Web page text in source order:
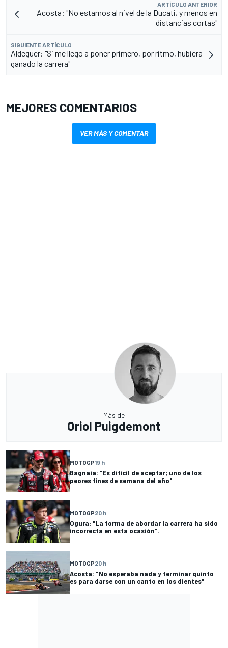
ARTÍCULO ANTERIOR
Acosta: "No estamos al nivel de la Ducati, y menos en
distancias cortas"
SIGUIENTE ARTÍCULO
Aldeguer: "Si me llego a poner primero, por ritmo, hubiera
ganado la carrera"
MEJORES COMENTARIOS
VER MÁS Y COMENTAR
Más de
Oriol Puigdemont
MOTOGP19 h
Bagnaia: "Es difícil de aceptar; uno de los
peores fines de semana del año"
MOTOGP20 h
Ogura: "La forma de abordar la carrera ha sido
incorrecta en esta ocasión".
MOTOGP20 h
Acosta: "No esperaba nada y terminar quinto
es para darse con un canto en los dientes"